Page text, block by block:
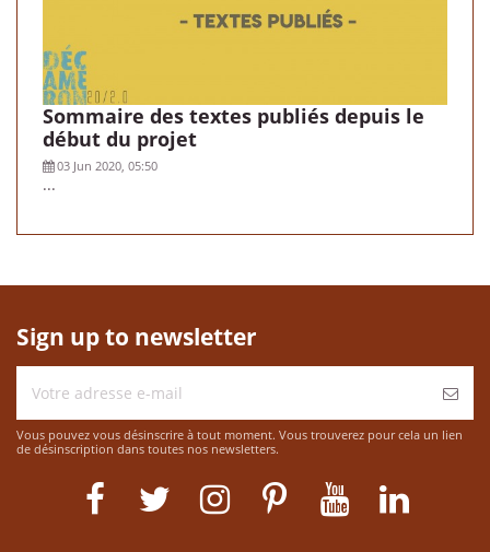
Sommaire des textes publiés depuis le
début du projet
03 Jun 2020, 05:50
...
Sign up to newsletter
Vous pouvez vous désinscrire à tout moment. Vous trouverez pour cela un lien
de désinscription dans toutes nos newsletters.